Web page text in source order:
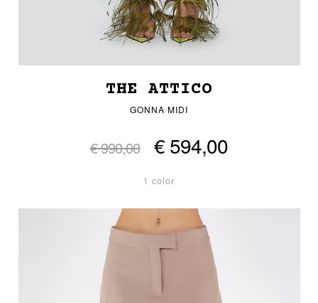
THE ATTICO
GONNA MIDI
€ 990,00 € 594,00
1 color